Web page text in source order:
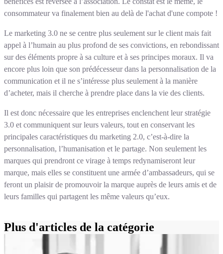
consommateur va finalement bien au delà de l'achat d'une compote !
Le marketing 3.0 ne se centre plus seulement sur le client mais fait
appel à l’humain au plus profond de ses convictions, en rebondissant
sur des éléments propre à sa culture et à ses principes moraux. Il va
encore plus loin que son prédécesseur dans la personnalisation de la
communication et il ne s’intéresse plus seulement à la manière
d’acheter, mais il cherche à prendre place dans la vie des clients.
Il est donc nécessaire que les entreprises enclenchent leur stratégie
3.0 et communiquent sur leurs valeurs, tout en conservant les
principales caractéristiques du marketing 2.0, c’est-à-dire la
personnalisation, l’humanisation et le partage. Non seulement les
marques qui prendront ce virage à temps redynamiseront leur
marque, mais elles se constituent une armée d’ambassadeurs, qui se
feront un plaisir de promouvoir la marque auprès de leurs amis et de
leurs familles qui partagent les même valeurs qu’eux.
Plus d'articles de la catégorie